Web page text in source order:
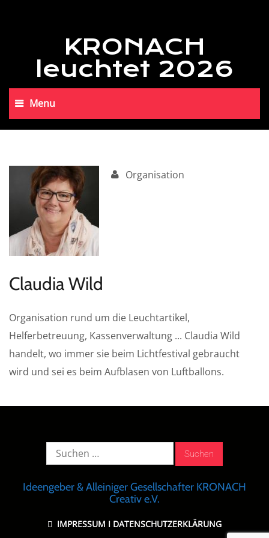
KRONACH
leuchtet 2026
Menu
Organisation
Claudia Wild
Organisation rund um die Leuchtartikel,
Helferbetreuung, Kassenverwaltung ... Claudia Wild
handelt, wo immer sie beim Lichtfestival gebraucht
wird und sei es beim Aufblasen von Luftballons.
Suche
Ideengeber & Alleiniger Gesellschafter KRONACH
Creativ e.V.
IMPRESSUM I DATENSCHUTZERKLÄRUNG